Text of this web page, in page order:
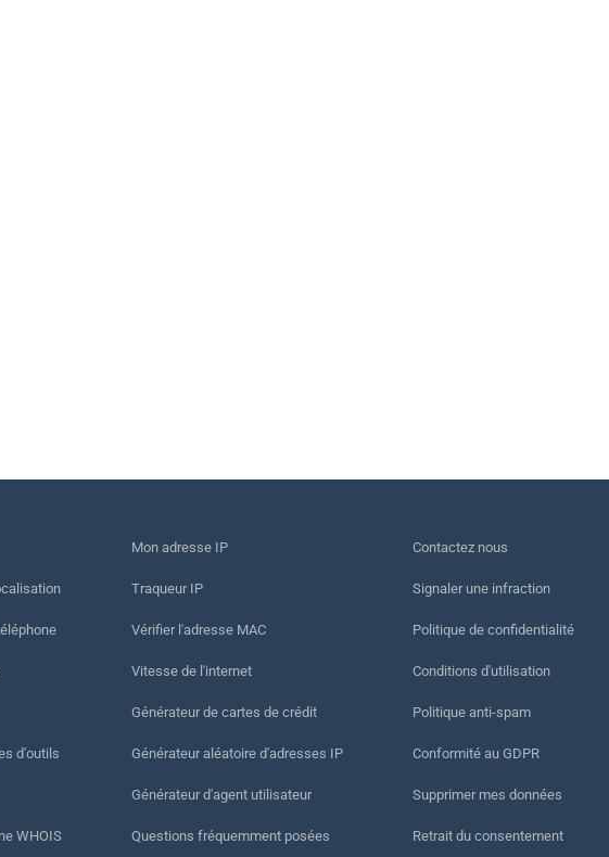
d'outils
WHOIS
Mon adresse IP
Traqueur IP
Vérifier l'adresse MAC
Vitesse de l'internet
Générateur de cartes de crédit
Générateur aléatoire d'adresses IP
Générateur d'agent utilisateur
Questions fréquemment posées
Contactez nous
Signaler une infraction
Politique de confidentialité
Conditions d'utilisation
Politique anti-spam
Conformité au GDPR
Supprimer mes données
Retrait du consentement